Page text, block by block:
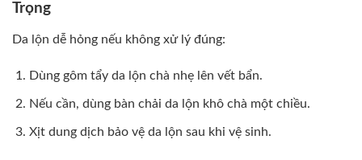
Trọng
Da lộn dễ hỏng nếu không xử lý đúng:
Dùng gôm tẩy da lộn chà nhẹ lên vết bẩn.
Nếu cần, dùng bàn chải da lộn khô chà một chiều.
Xịt dung dịch bảo vệ da lộn sau khi vệ sinh.